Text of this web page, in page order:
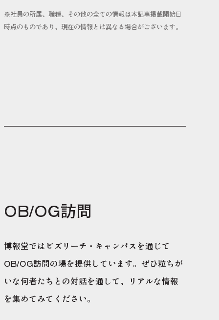
※社員の所属、職種、その他の全ての情報は本記事掲載開始日
時点のものであり、現在の情報とは異なる場合がございます。
OB/OG訪問
博報堂ではビズリーチ・キャンパスを通じて
OB/OG訪問の場を提供しています。ぜひ粒ちが
いな何者たちとの対話を通して、リアルな情報
を集めてみてください。